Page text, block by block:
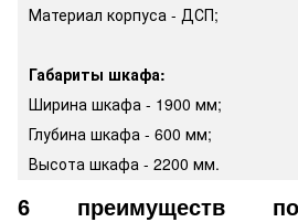
Материал корпуса - ДСП;
Габариты шкафа:
Ширина шкафа - 1900 мм;
Глубина шкафа - 600 мм;
Высота шкафа - 2200 мм.
6 преимуществ